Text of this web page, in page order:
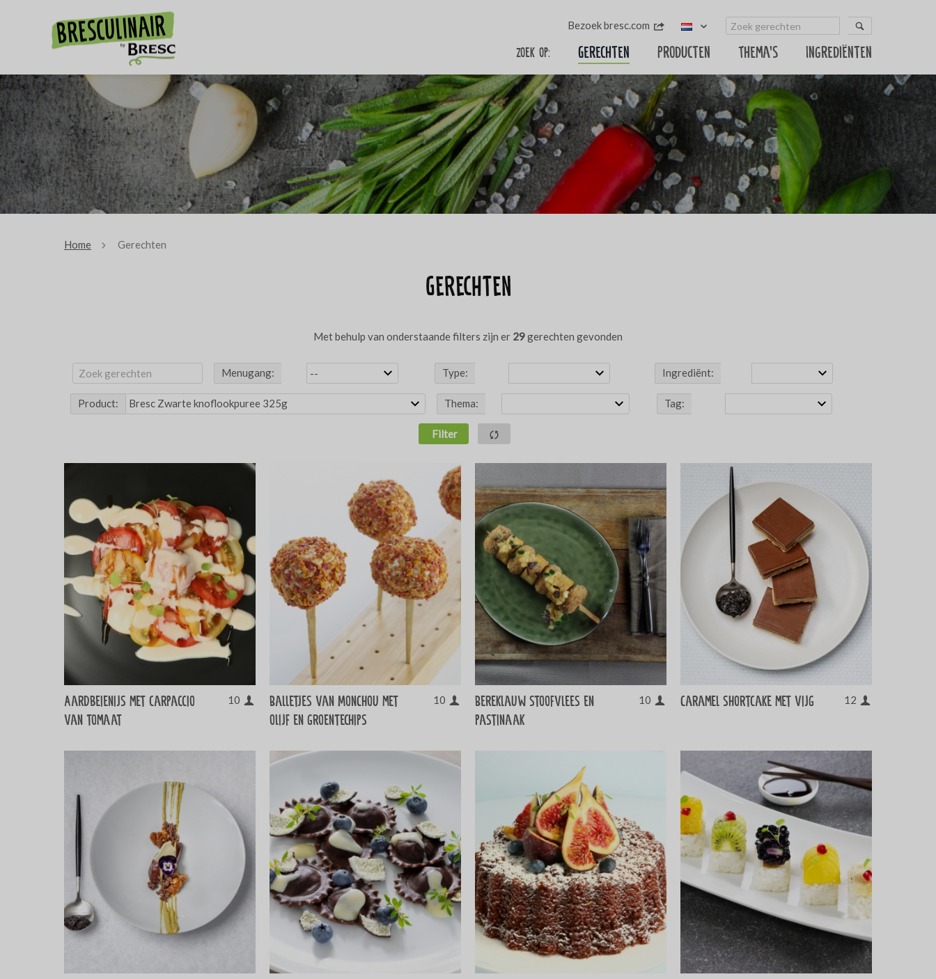
Bezoek bresc.com
Zoek op: Gerechten Producten Thema's Ingrediënten
Home Gerechten
Gerechten
Met behulp van onderstaande filters zijn er 29gerechten gevonden
Menugang: Type: Ingrediënt:
Product: Thema: Tag:
Filter
Aardbeienijs met carpaccio
van tomaat
10
Balletjes van MonChou met
olijf en groentechips
10
Bereklauw stoofvlees en
pastinaak
10 Caramel shortcake met vijg 12